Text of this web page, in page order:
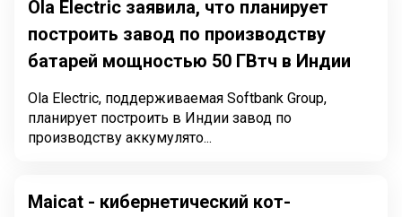
Ola Electric заявила, что планирует
построить завод по производству
батарей мощностью 50 ГВтч в Индии
Ola Electric, поддерживаемая Softbank Group,
планирует построить в Индии завод по
производству аккумулято...
Maicat - кибернетический кот-